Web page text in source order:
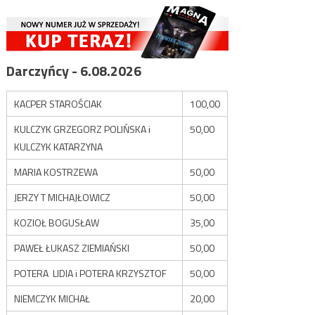
Darczyńcy - 6.08.2026
KACPER STAROŚCIAK
100,00
KULCZYK GRZEGORZ POLIŃSKA i
KULCZYK KATARZYNA
50,00
MARIA KOSTRZEWA
50,00
JERZY T MICHAJŁOWICZ
50,00
KOZIOŁ BOGUSŁAW
35,00
PAWEŁ ŁUKASZ ZIEMIAŃSKI
50,00
POTERA LIDIA i POTERA KRZYSZTOF
50,00
NIEMCZYK MICHAŁ
20,00